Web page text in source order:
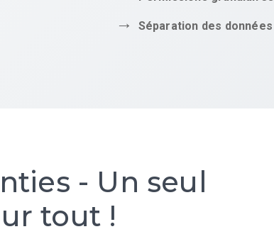
Séparation des données
- Un seul
tout !